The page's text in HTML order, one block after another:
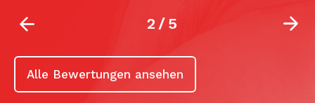
2/5
Alle Bewertungen ansehen